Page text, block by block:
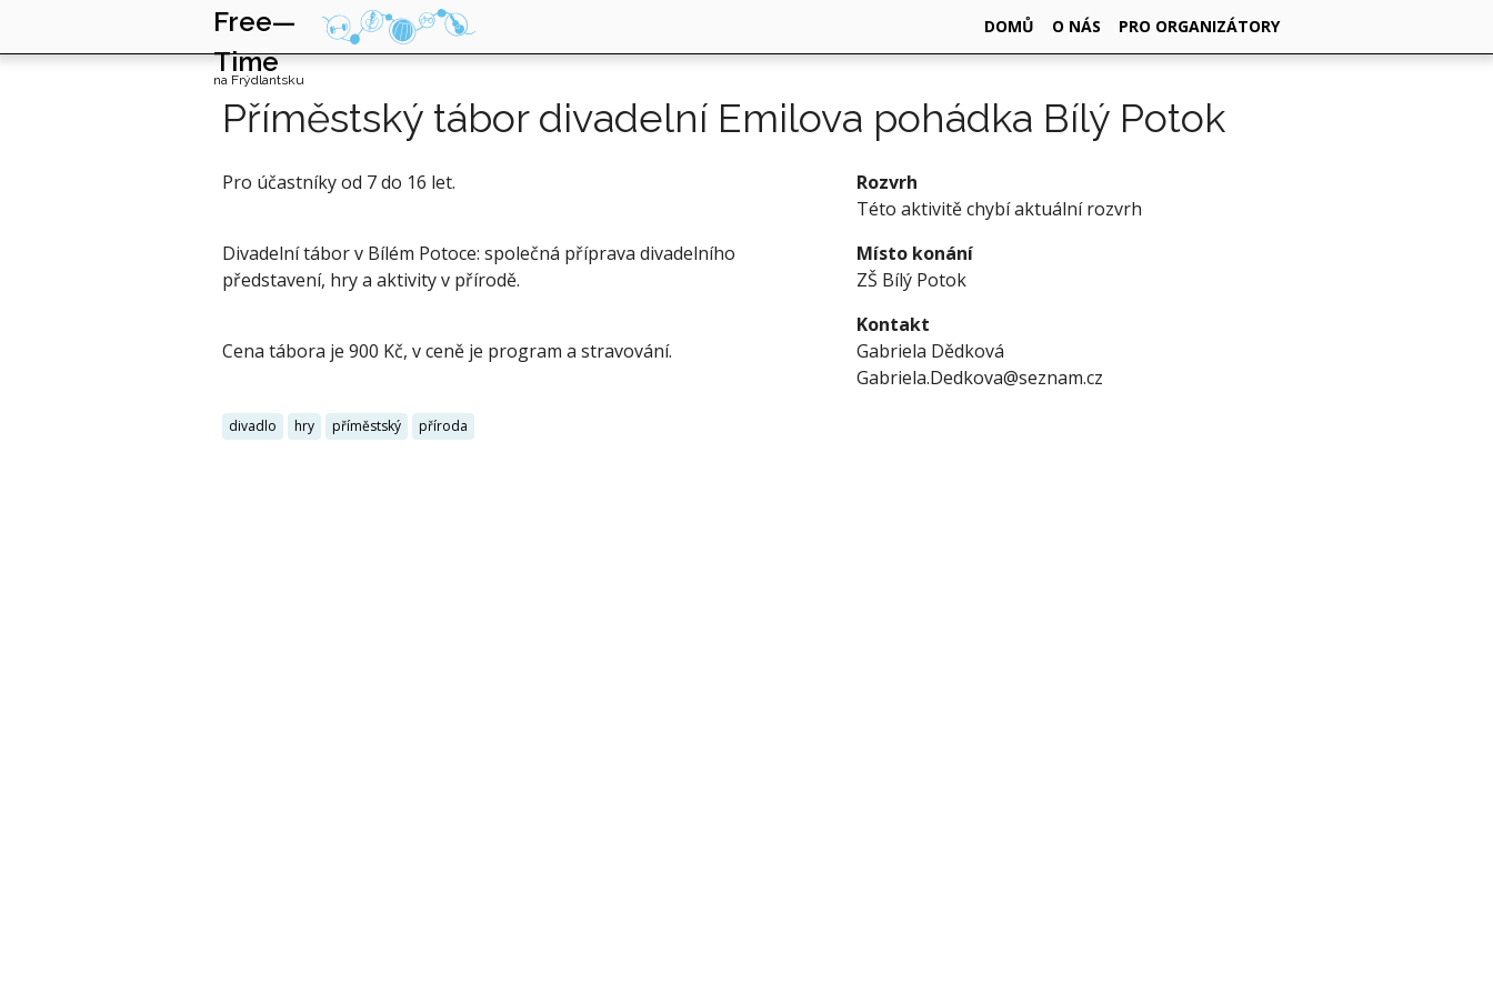
Free—
Time
na Frýdlantsku
DOMŮ O NÁS PRO ORGANIZÁTORY
Příměstský tábor divadelní Emilova pohádka Bílý Potok
Pro účastníky od 7 do 16 let.
Divadelní tábor v Bílém Potoce: společná příprava divadelního
představení, hry a aktivity v přírodě.
Cena tábora je 900 Kč, v ceně je program a stravování.
divadlo hry příměstský příroda
Rozvrh
Této aktivitě chybí aktuální rozvrh
Místo konání
ZŠ Bílý Potok
Kontakt
Gabriela Dědková
Gabriela.Dedkova@seznam.cz